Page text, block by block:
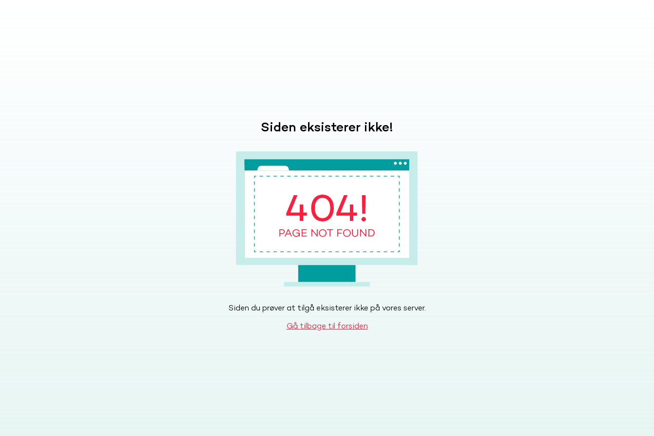
Siden eksisterer ikke!
Siden du prøver at tilgå eksisterer ikke på vores server.
Gå tilbage til forsiden